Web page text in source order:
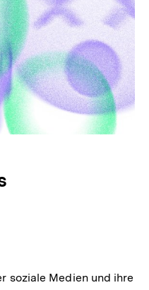
soziale Medien und ihre